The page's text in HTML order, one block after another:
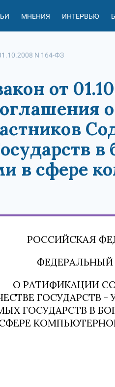
МНЕНИЯ ИНТЕРВЬЮ
N 164-ФЗ
от
о
в
в сфере
РОССИЙСКАЯ
О РАТИФИКАЦИИ
ГОСУДАРСТВ
ГОСУДАРСТВ В